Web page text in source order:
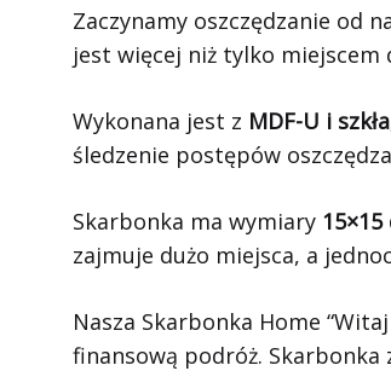
Zaczynamy oszczędzanie od
jest więcej niż tylko
Wykonana jest z MDF-U i szkła
śledzenie postępów
Skarbonka ma wymiary 15×15
zajmuje dużo miejsca, a
Nasza Skarbonka Home
finansową podróż. Skarbonka